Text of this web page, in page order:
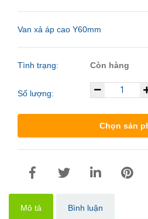
Van xả áp cao Y60mm
Tình trạng: Còn hàng
Số lượng:
Chọn sản
Mô tả Bình luận